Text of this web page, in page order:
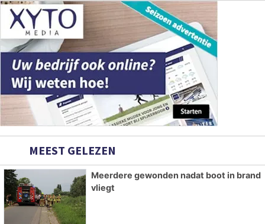
MEEST GELEZEN
Meerdere gewonden nadat boot in brand
vliegt